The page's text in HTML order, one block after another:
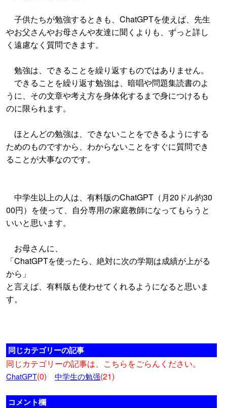
子供たちが勉強するときも、ChatGPTを使えば、先生
やお父さんやお母さんや友達に聞くよりも、ずっと詳し
く遠慮なく質問できます。
勉強は、できることを繰り返すものではありません。
できることを繰り返す勉強は、暗唱や問題集読書のよ
うに、その文章や考え方を身体化するまで身につけるも
のに限られます。
ほとんどの勉強は、できないことをできるようにする
ためのものですから、わからないことをすぐに質問でき
ることが大事なのです。
中学生以上の人は、有料版のChatGPT（月20ドル約30
00円）を使って、自分専用の家庭教師になってもらうと
いいと思います。
お母さんに、
「ChatGPTを使ったら、絶対に次の学期は成績が上がる
から」
と言えば、有料版も使わせてくれるようになると思いま
す。
同じカテゴリーの記事
同じカテゴリーの記事は、こちらをごらんください。
ChatGPT(0) 中学生の勉强(21)
コメント欄